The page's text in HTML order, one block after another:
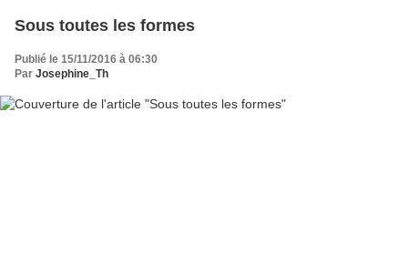
Sous toutes les formes
Publié le 15/11/2016 à 06:30
Par Josephine_Th